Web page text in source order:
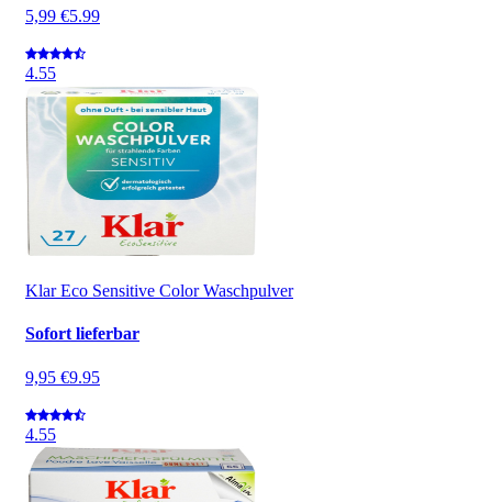
5,99 €5.99
4.55
Klar Eco Sensitive Color Waschpulver
Sofort lieferbar
9,95 €9.95
4.55